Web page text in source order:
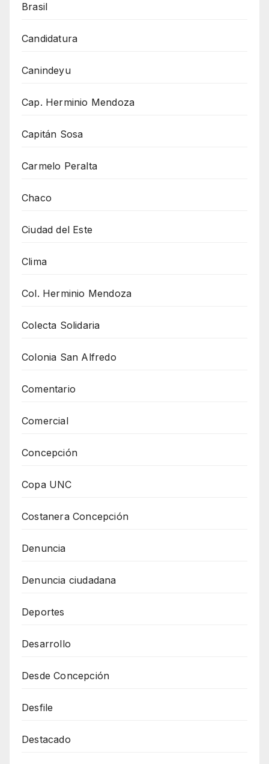
Brasil
Candidatura
Canindeyu
Cap. Herminio Mendoza
Capitán Sosa
Carmelo Peralta
Chaco
Ciudad del Este
Clima
Col. Herminio Mendoza
Colecta Solidaria
Colonia San Alfredo
Comentario
Comercial
Concepción
Copa UNC
Costanera Concepción
Denuncia
Denuncia ciudadana
Deportes
Desarrollo
Desde Concepción
Desfile
Destacado